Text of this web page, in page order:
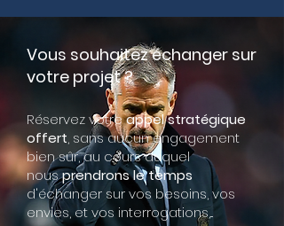
Vous souhaitez échanger sur
votre projet ?
Réservez votreappel stratégique
offert, sans aucun engagement
bien sûr, au cours duquel
nousprendrons le temps
d'échanger sur vos besoins, vos
envies, et vos interrogations,...